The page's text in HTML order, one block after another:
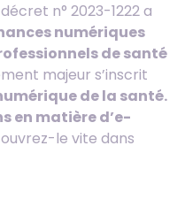
n° 2023-1222 a
numériques
de santé
majeur s’inscrit
de la santé.
en matière d’e-
le vite dans